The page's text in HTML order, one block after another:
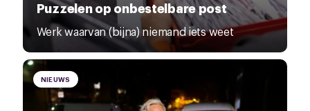
Puzzelen op onbestelbare post
Werk waarvan (bijna) niemand iets weet
NIEUWS